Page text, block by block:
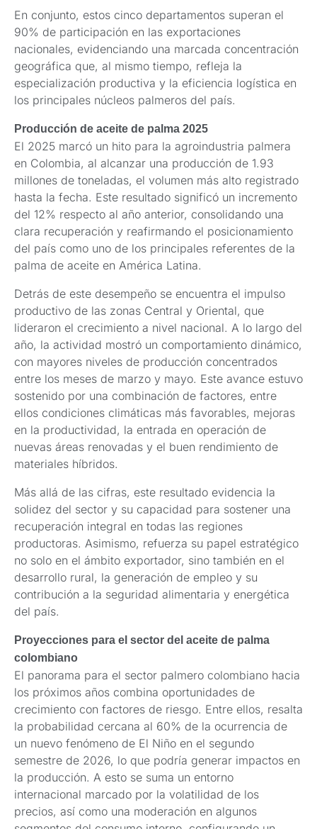
En conjunto, estos cinco departamentos superan el
90% de participación en las exportaciones
nacionales, evidenciando una marcada concentración
geográfica que, al mismo tiempo, refleja la
especialización productiva y la eficiencia logística en
los principales núcleos palmeros del país.
Producción de aceite de palma 2025
El 2025 marcó un hito para la agroindustria palmera
en Colombia, al alcanzar una producción de 1.93
millones de toneladas, el volumen más alto registrado
hasta la fecha. Este resultado significó un incremento
del 12% respecto al año anterior, consolidando una
clara recuperación y reafirmando el posicionamiento
del país como uno de los principales referentes de la
palma de aceite en América Latina.
Detrás de este desempeño se encuentra el impulso
productivo de las zonas Central y Oriental, que
lideraron el crecimiento a nivel nacional. A lo largo del
año, la actividad mostró un comportamiento dinámico,
con mayores niveles de producción concentrados
entre los meses de marzo y mayo. Este avance estuvo
sostenido por una combinación de factores, entre
ellos condiciones climáticas más favorables, mejoras
en la productividad, la entrada en operación de
nuevas áreas renovadas y el buen rendimiento de
materiales híbridos.
Más allá de las cifras, este resultado evidencia la
solidez del sector y su capacidad para sostener una
recuperación integral en todas las regiones
productoras. Asimismo, refuerza su papel estratégico
no solo en el ámbito exportador, sino también en el
desarrollo rural, la generación de empleo y su
contribución a la seguridad alimentaria y energética
del país.
Proyecciones para el sector del aceite de palma
colombiano
El panorama para el sector palmero colombiano hacia
los próximos años combina oportunidades de
crecimiento con factores de riesgo. Entre ellos, resalta
la probabilidad cercana al 60% de la ocurrencia de
un nuevo fenómeno de El Niño en el segundo
semestre de 2026, lo que podría generar impactos en
la producción. A esto se suma un entorno
internacional marcado por la volatilidad de los
precios, así como una moderación en algunos